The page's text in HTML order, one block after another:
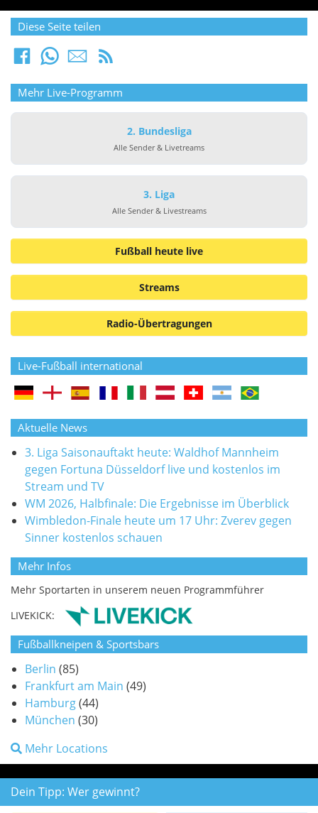
Diese Seite teilen
Mehr Live-Programm
2. Bundesliga
Alle Sender & Livetreams
3. Liga
Alle Sender & Livestreams
Fußball heute live
Streams
Radio-Übertragungen
Live-Fußball international
Aktuelle News
3. Liga Saisonauftakt heute: Waldhof Mannheim
gegen Fortuna Düsseldorf live und kostenlos im
Stream und TV
WM 2026, Halbfinale: Die Ergebnisse im Überblick
Wimbledon-Finale heute um 17 Uhr: Zverev gegen
Sinner kostenlos schauen
Mehr Infos
Mehr Sportarten in unserem neuen Programmführer
LIVEKICK:
Fußballkneipen & Sportsbars
Berlin (85)
Frankfurt am Main (49)
Hamburg(44)
München (30)
Mehr Locations
Dein Tipp: Wer gewinnt?